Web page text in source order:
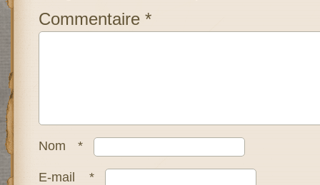
Commentaire *
Nom *
E-mail *